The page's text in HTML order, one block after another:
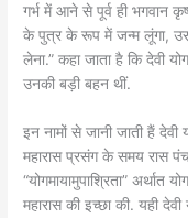
गर्भ में आने से पूर्व ही भगवान
के पुत्र के रूप में जन्म लूंगा,
लेना.” कहा जाता है कि देवी
उनकी बड़ी बहन थीं.
इन नामों से जानी जाती हैं देवी
महारास प्रसंग के समय रास
“योगमायामुपाश्रिता”
महारास की इच्छा की. यही